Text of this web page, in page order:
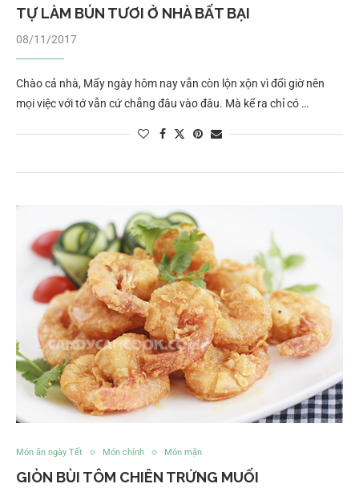
TỰ LÀM BÚN TƯƠI Ở NHÀ BẤT BẠI
08/11/2017
Chào cả nhà, Mấy ngày hôm nay vẫn còn lộn xộn vì đổi giờ nên
mọi việc với tớ vẫn cứ chẳng đâu vào đâu. Mà kể ra chỉ có …
Món ăn ngày Tết Món chính Món mặn
GIÒN BÙI TÔM CHIÊN TRỨNG MUỐI